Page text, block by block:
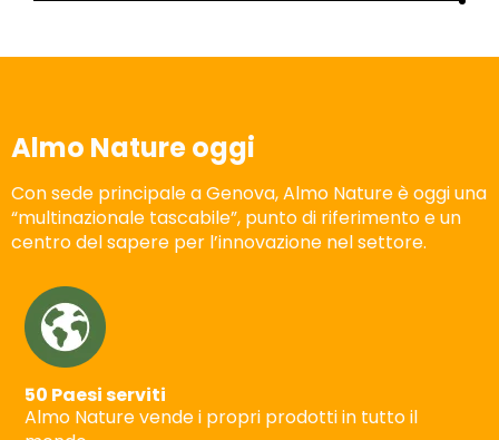
Almo Nature oggi
Con sede principale a Genova, Almo Nature è oggi una
“multinazionale tascabile”, punto di riferimento e un
centro del sapere per l’innovazione nel settore.
50 Paesi serviti
Almo Nature vende i propri prodotti in tutto il